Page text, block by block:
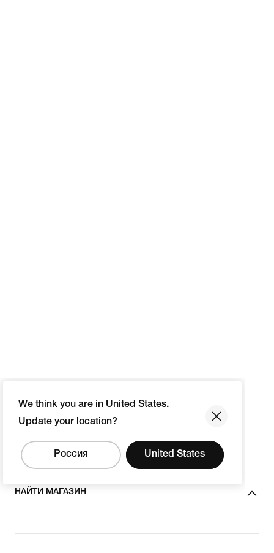
We think you are in United States.
Update your location?
Россия United States
НАЙТИ МАГАЗИН